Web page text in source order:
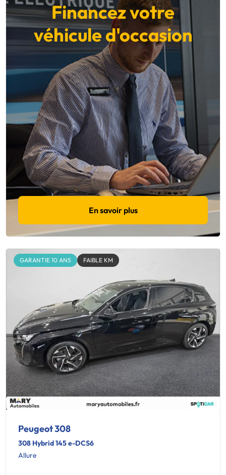
Financez votre
véhicule d'occasion
En savoir plus
GARANTIE 10 ANS FAIBLE KM
Peugeot 308
308 Hybrid 145 e-DCS6
Allure